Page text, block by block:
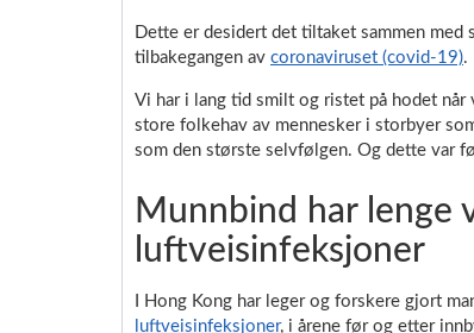
Dette er desidert det tiltaket sammen
tilbakegangen av coronaviruset (covid-19).
Vi har i lang tid smilt og ristet på hodet
store folkehav av mennesker i storbyer
som den største selvfølgen. Og dette var
Munnbind har lenge
luftveisinfeksjoner
I Hong Kong har leger og forskere gjort
luftveisinfeksjoner, i årene før og etter